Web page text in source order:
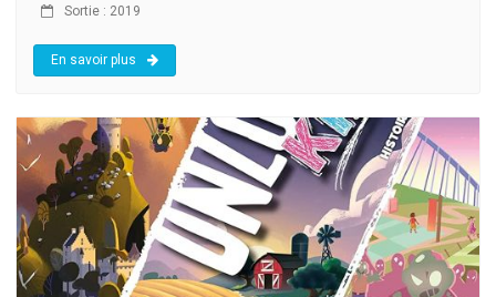
Sortie : 2019
En savoir plus